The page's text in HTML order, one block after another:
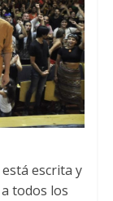
escrita y
todos los